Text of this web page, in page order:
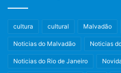
cultura cultural Malvadão
Noticias do Malvadão Noticias
Noticias do Rio de Janeiro